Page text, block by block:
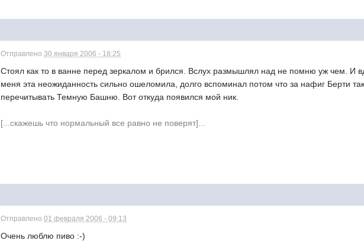
Отправлено30 января 2006 - 18:25
Стоял как то в ванне перед зеркалом и брился. Вслух размышлял над не помню уж чем. И
меня эта неожиданность сильно ошеломила, долго вспоминал потом что за нафиг Берти
перечитывать Темную Башню. Вот откуда появился мой ник.
[...скажешь что нормальный все равно не поверят]...
Отправлено01 февраля 2006 - 09:13
Очень люблю пиво :-)